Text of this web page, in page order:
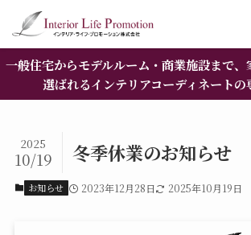
一般住宅からモデルルーム・商業施設まで、
選ばれるインテリアコーディネートの
冬季休業のお知らせ
2025
10/19
お知らせ 2023年12月28日 2025年10月19日